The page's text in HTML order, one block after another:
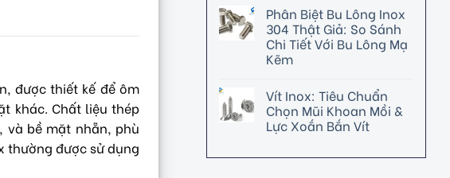
được thiết kế để ôm
khác. Chất liệu thép
và bề mặt nhẵn, phù
thường được sử dụng
Phân Biệt Bu Lông Inox
304 Thật Giả: So Sánh
Chi Tiết Với Bu Lông Mạ
Kẽm
Vít Inox: Tiêu Chuẩn
Chọn Mũi Khoan Mồi &
Lực Xoắn Bắn Vít